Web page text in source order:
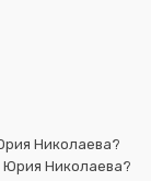
Николаева?
Юрия Николаева?